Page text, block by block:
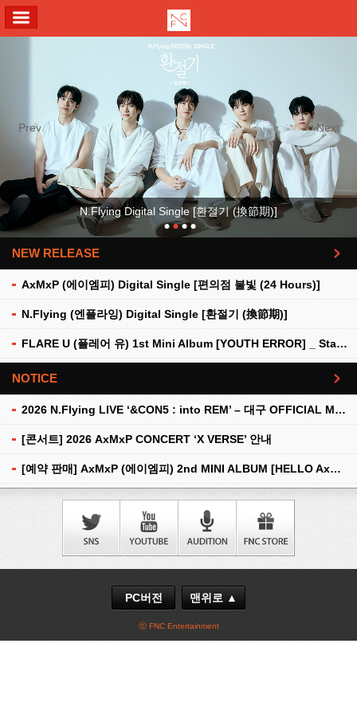
Previous Next
N.Flying Digital Single [환절기 (換節期)]
NEW RELEASE
AxMxP (에이엠피) Digital Single [편의점 불빛 (24 Hours)]
N.Flying (엔플라잉) Digital Single [환절기 (換節期)]
FLARE U (플레어 유) 1st Mini Album [YOUTH ERROR] _ Stationery Kit Ver.
더보기
NOTICE
2026 N.Flying LIVE ‘&CON5 : into REM’ – 대구 OFFICIAL MD 현장 판매 안내
[콘서트] 2026 AxMxP CONCERT ‘X VERSE’ 안내
[예약 판매] AxMxP (에이엠피) 2nd MINI ALBUM [HELLO AxMxP] 예약 판매 안내
더보기
PC버전 맨위로 ▲
ⓒ FNC Entertainment